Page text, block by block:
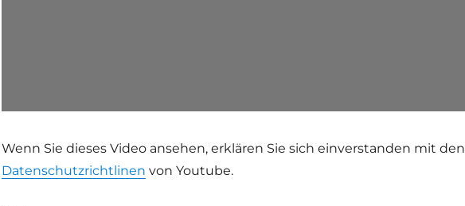
Wenn Sie dieses Video ansehen, erklären Sie sich einverstanden mit den
Datenschutzrichtlinen von Youtube.